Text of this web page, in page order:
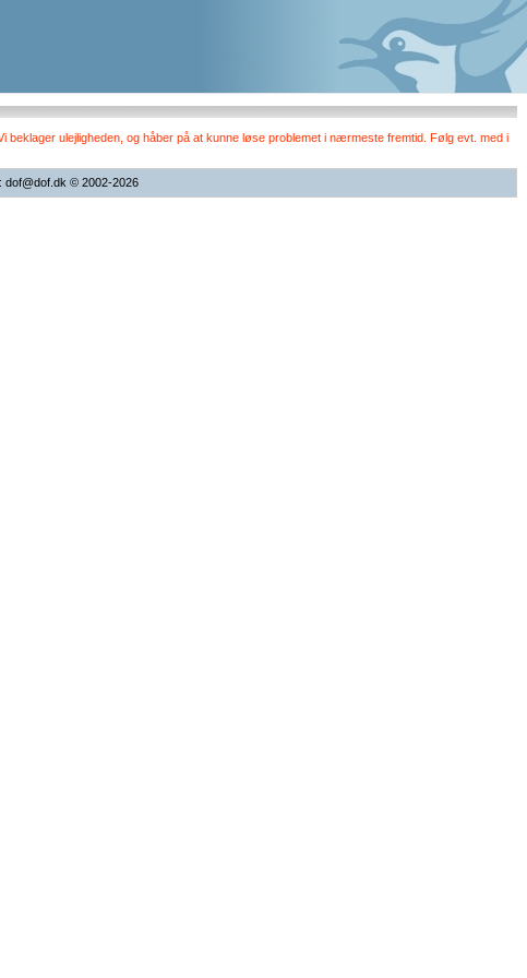
ulejligheden, og håber på at kunne løse problemet i nærmeste fremtid. Følg evt. med i
dof@dof.dk © 2002-2026